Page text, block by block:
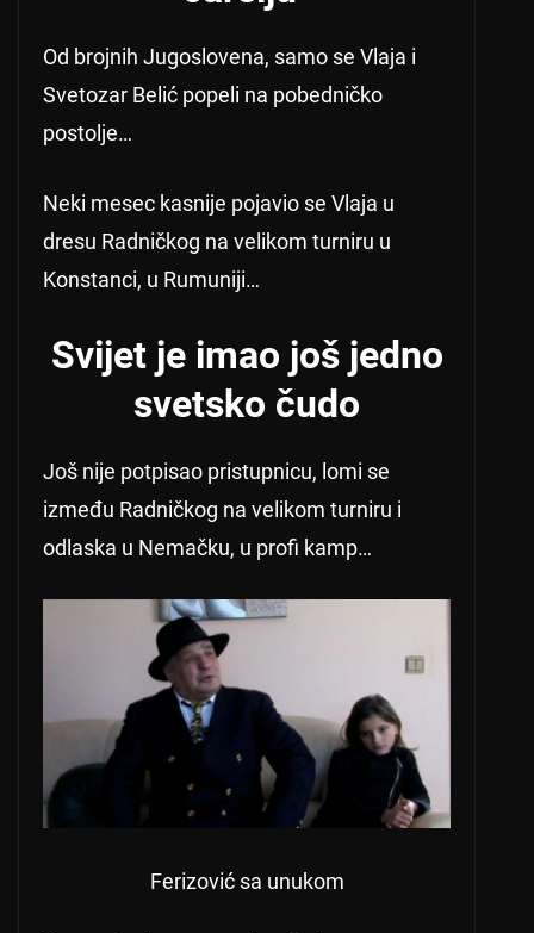
Od brojnih Jugoslovena, samo se Vlaja i
Svetozar Belić popeli na pobedničko
postolje…
Neki mesec kasnije pojavio se Vlaja u
dresu Radničkog na velikom turniru u
Konstanci, u Rumuniji…
Svijet je imao još jedno
svetsko čudo
Još nije potpisao pristupnicu, lomi se
između Radničkog na velikom turniru i
odlaska u Nemačku, u profi kamp…
Ferizović sa unukom